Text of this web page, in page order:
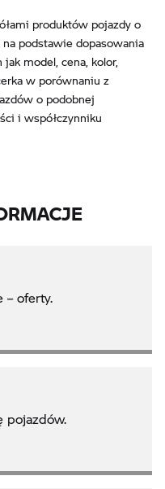
produktów pojazdy o
podstawie dopasowania
model, cena, kolor,
w porównaniu z
o podobnej
i współczynniku
– oferty.
pojazdów.